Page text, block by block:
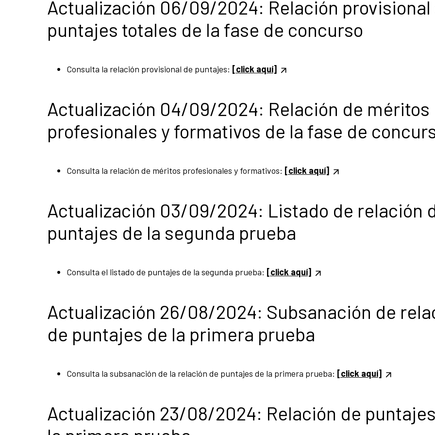
Actualización 06/09/2024: Relación provisional
puntajes totales de la fase de concurso
Consulta la relación provisional de puntajes: [click aquí]
Actualización 04/09/2024: Relación de méritos
profesionales y formativos de la fase de
Consulta la relación de méritos profesionales y formativos: [click aquí]
Actualización 03/09/2024: Listado de relación
puntajes de la segunda prueba
Consulta el listado de puntajes de la segunda prueba: [click aquí]
Actualización 26/08/2024: Subsanación de
de puntajes de la primera prueba
Consulta la subsanación de la relación de puntajes de la primera prueba: [click aquí]
Actualización 23/08/2024: Relación de